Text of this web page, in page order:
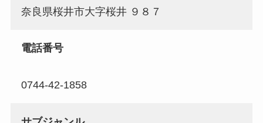
奈良県桜井市大字桜井 ９８７
電話番号
0744-42-1858